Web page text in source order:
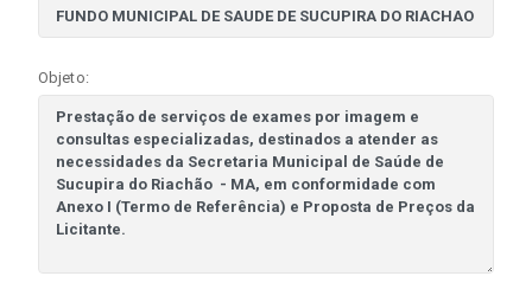
Objeto: